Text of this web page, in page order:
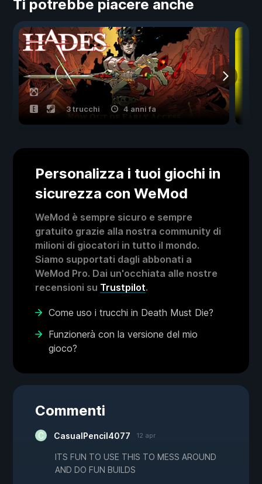
Ti potrebbe piacere anche
3 trucchi 4 anni fa
Personalizza i tuoi giochi in
sicurezza con WeMod
WeMod è sempre sicuro e sempre
gratuito grazie alla nostra community di
milioni di giocatori in tutto il mondo.
Siamo supportati dagli abbonati a
WeMod Pro. Dai un'occhiata alle nostre
recensioni su Trustpilot.
Come uso i trucchi in Death Must Die?
Funzionerà con la versione del mio
gioco?
Commenti
CasualPencil4077 12 apr
ITS FUN TO USE THIS TO MESS AROUND
AND DO FUN BUILDS